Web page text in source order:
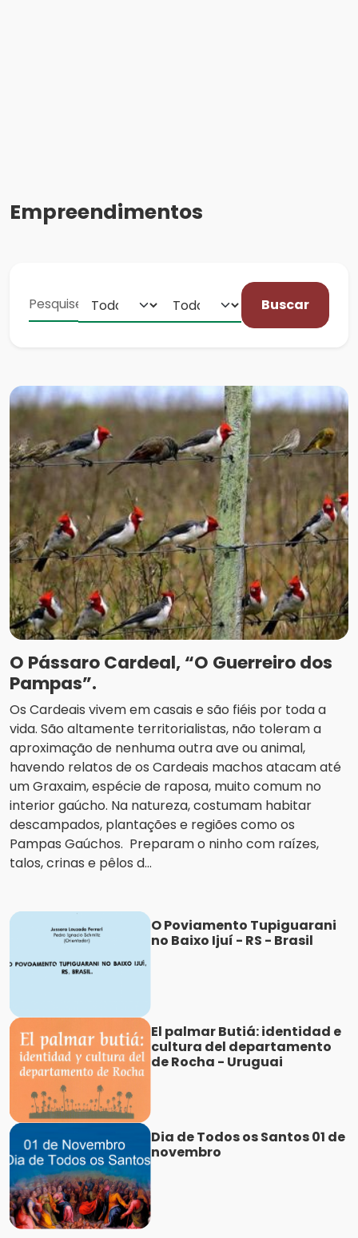
Empreendimentos
Buscar
O Pássaro Cardeal, “O Guerreiro dos
Pampas”.
Os Cardeais vivem em casais e são fiéis por toda a
vida. São altamente territorialistas, não toleram a
aproximação de nenhuma outra ave ou animal,
havendo relatos de os Cardeais machos atacam até
um Graxaim, espécie de raposa, muito comum no
interior gaúcho. Na natureza, costumam habitar
descampados, plantações e regiões como os
Pampas Gaúchos. Preparam o ninho com raízes,
talos, crinas e pêlos d...
O Poviamento Tupiguarani
no Baixo Ijuí - RS - Brasil
El palmar Butiá: identidad e
cultura del departamento
de Rocha - Uruguai
Dia de Todos os Santos 01 de
novembro